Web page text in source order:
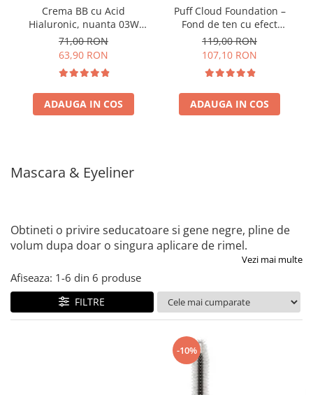
Crema BB cu Acid
Hialuronic, nuanta 03W
NATURAL 30ml
71,00 RON
63,90 RON
ADAUGA IN COS
Puff Cloud Foundation –
Fond de ten cu efect
natural
119,00 RON
107,10 RON
ADAUGA IN COS
Mascara & Eyeliner
Obtineti o privire seducatoare si gene negre, pline de
volum dupa doar o singura aplicare de rimel.
Vezi mai multe
Afiseaza: 1-6 din 6 produse
FILTRE
-10%